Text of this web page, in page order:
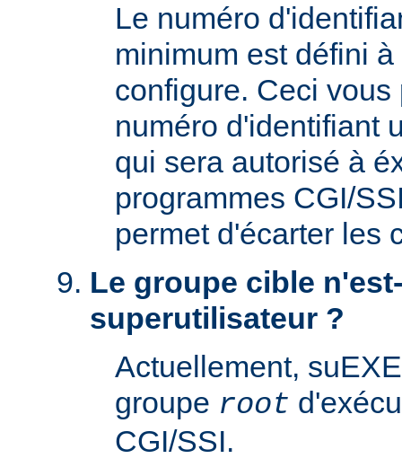
Le numéro
minimum est défini
configure. Ceci
numéro d'identifiant
qui sera autorisé à
programmes CGI/
permet d'écarter les
Le groupe cible
superutilisateur ?
Actuellement,
groupe root
CGI/SSI.